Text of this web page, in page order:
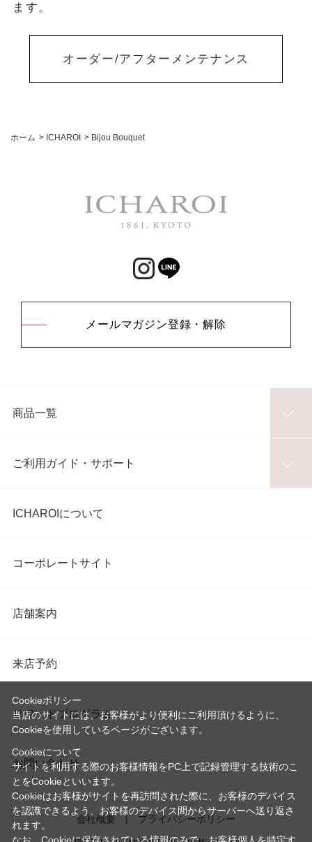
ます。
オーダー/アフターメンテナンス
ホーム > ICHAROI > Bijou Bouquet
メールマガジン登録・解除
商品一覧
ご利用ガイド・サポート
ICHAROIについて
コーポレートサイト
店舗案内
来店予約
リワードプログラム
お問い合わせ
会社概要 プライバシーポリシー
Cookieポリシー
当店のサイトには、お客様がより便利にご利用頂けるように、
Cookieを使用しているページがございます。
Cookieについて
サイトを利用する際のお客様情報をPC上で記録管理する技術のこ
とをCookieといいます。
Cookieはお客様がサイトを再訪問された際に、お客様のデバイス
を認識できるよう、お客様のデバイス間からサーバーへ送り返さ
れます。